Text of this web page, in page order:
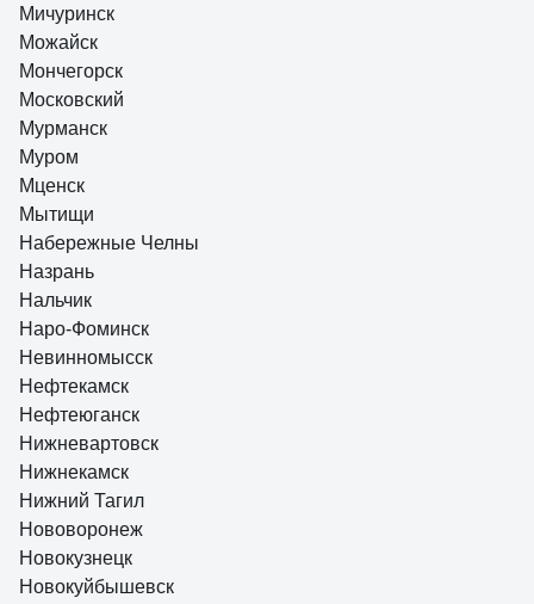
Мичуринск
Можайск
Мончегорск
Московский
Мурманск
Муром
Мценск
Мытищи
Набережные Челны
Назрань
Нальчик
Наро-Фоминск
Невинномысск
Нефтекамск
Нефтеюганск
Нижневартовск
Нижнекамск
Нижний Тагил
Нововоронеж
Новокузнецк
Новокуйбышевск